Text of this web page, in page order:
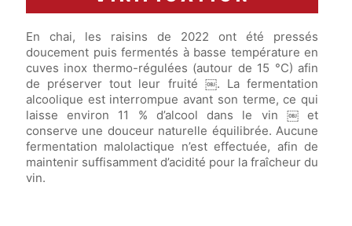
En chai, les raisins de 2022 ont été pressés
doucement puis fermentés à basse température en
cuves inox thermo-régulées (autour de 15 °C) afin
de préserver tout leur fruité ￼. La fermentation
alcoolique est interrompue avant son terme, ce qui
laisse environ 11 % d’alcool dans le vin ￼ et
conserve une douceur naturelle équilibrée. Aucune
fermentation malolactique n’est effectuée, afin de
maintenir suffisamment d’acidité pour la fraîcheur du
vin.